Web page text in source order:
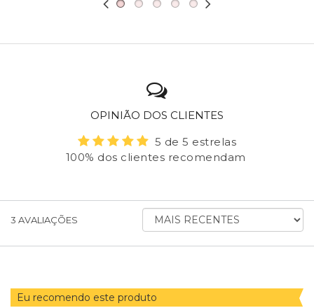
OPINIÃO DOS CLIENTES
5 de 5 estrelas
100% dos clientes recomendam
3 AVALIAÇÕES
ORDENAR
AVALIAÇÕES
Eu recomendo este produto